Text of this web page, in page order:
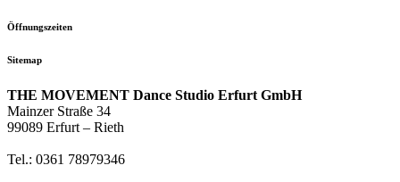
Öffnungszeiten
Sitemap
THE MOVEMENT Dance Studio Erfurt GmbH
Mainzer Straße 34
99089 Erfurt – Rieth
Tel.: 0361 78979346